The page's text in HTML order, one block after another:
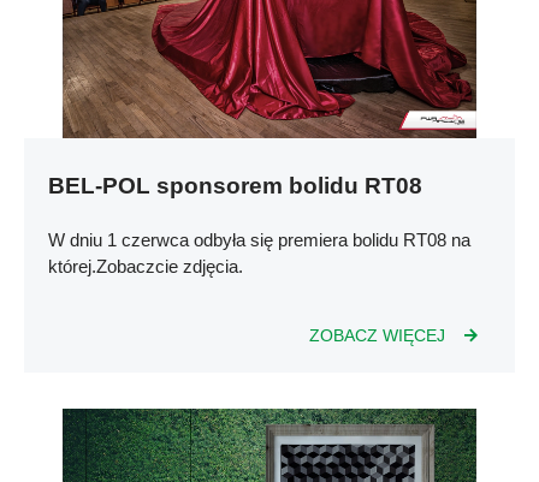
BEL-POL sponsorem bolidu RT08
W dniu 1 czerwca odbyła się premiera bolidu RT08 na
której.Zobaczcie zdjęcia.
ZOBACZ WIĘCEJ